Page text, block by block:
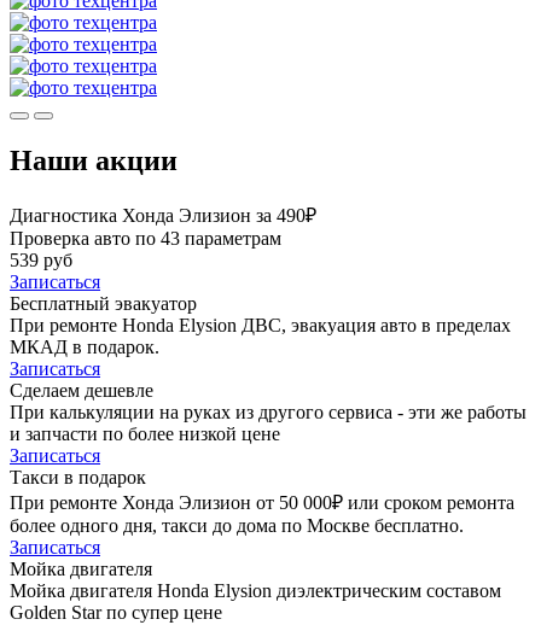
Наши акции
Диагностика Хонда Элизион за 490₽
Проверка авто по 43 параметрам
539 руб
Записаться
Бесплатный эвакуатор
При ремонте Honda Elysion ДВС, эвакуация авто в пределах
МКАД в подарок.
Записаться
Сделаем дешевле
При калькуляции на руках из другого сервиса - эти же работы
и запчасти по более низкой цене
Записаться
Такси в подарок
При ремонте Хонда Элизион от 50 000₽ или сроком ремонта
более одного дня, такси до дома по Москве бесплатно.
Записаться
Мойка двигателя
Мойка двигателя Honda Elysion диэлектрическим составом
Golden Star по супер цене